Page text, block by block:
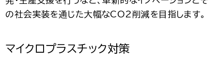
の社会実装を通じた大幅なCO2削減を目指します。
マイクロプラスチック対策